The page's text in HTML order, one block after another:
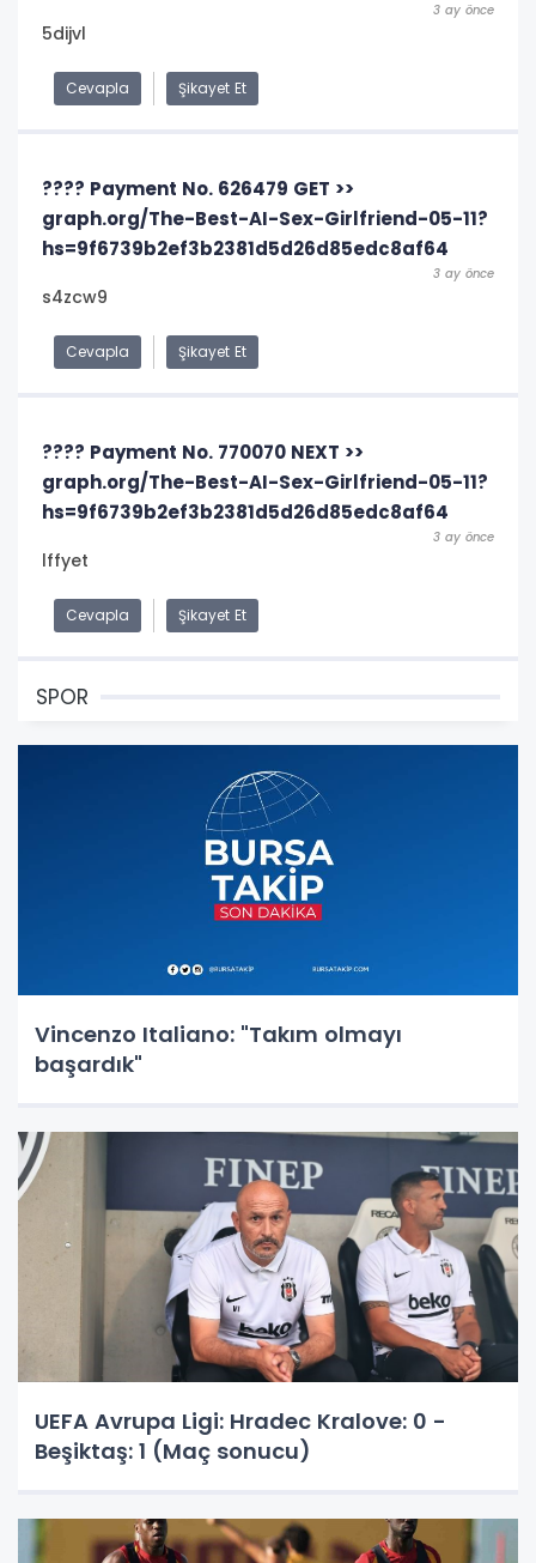
3 ay önce
5dijvl
Cevapla Şikayet Et
????️ Payment No. 626479 GET >>
graph.org/The-Best-AI-Sex-Girlfriend-05-11?
hs=9f6739b2ef3b2381d5d26d85edc8af64
3 ay önce
s4zcw9
Cevapla Şikayet Et
???? Payment No. 770070 NEXT >>
graph.org/The-Best-AI-Sex-Girlfriend-05-11?
hs=9f6739b2ef3b2381d5d26d85edc8af64
3 ay önce
lffyet
Cevapla Şikayet Et
SPOR
Vincenzo Italiano: "Takım olmayı
başardık"
UEFA Avrupa Ligi: Hradec Kralove: 0 -
Beşiktaş: 1 (Maç sonucu)